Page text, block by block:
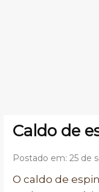
Caldo de
Postado em: 25 de
O caldo de